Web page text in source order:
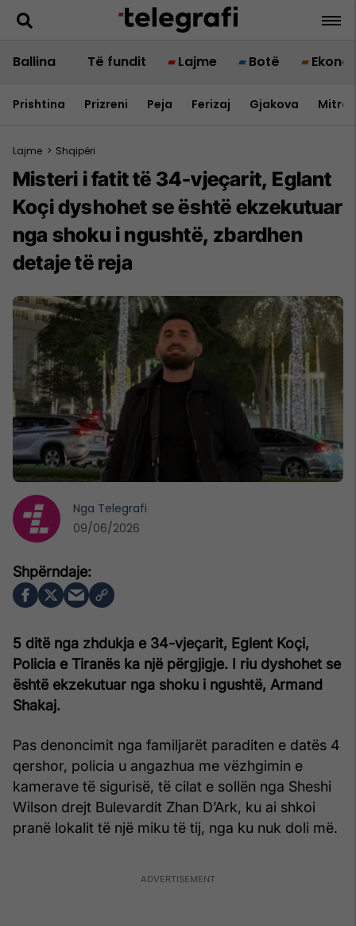
Ballina Të fundit Lajme Botë
Prishtina Prizreni Peja Ferizaj Gjakova
Lajme > Shqipëri
Misteri i fatit të 34-vjeçarit, Eglant
Koçi dyshohet se është ekzekutuar
nga shoku i ngushtë, zbardhen
detaje të reja
5 ditë nga zhdukja e 34-vjeçarit, Eglent Koçi,
Policia e Tiranës ka një përgjigje. I riu dyshohet se
është ekzekutuar nga shoku i ngushtë, Armand
Shakaj.
Pas denoncimit nga familjarët paraditen e datës 4
qershor, policia u angazhua me vëzhgimin e
kamerave të sigurisë, të cilat e sollën nga Sheshi
Wilson drejt Bulevardit Zhan D’Ark, ku ai shkoi
pranë lokalit të një miku të tij, nga ku nuk doli më.
Nga Telegrafi
09/06/2026